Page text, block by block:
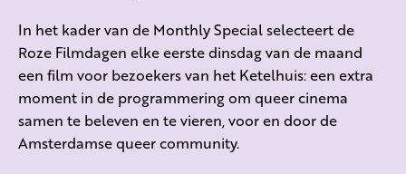
In het kader van de Monthly Special selecteert de
Roze Filmdagen elke eerste dinsdag van de maand
een film voor bezoekers van het Ketelhuis: een extra
moment in de programmering om queer cinema
samen te beleven en te vieren, voor en door de
Amsterdamse queer community.